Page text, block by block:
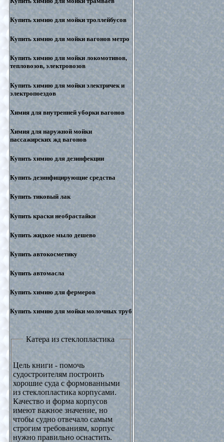
Купить химию для мойки троллейбусов
Купить химию для мойки вагонов метро
Купить химию для мойки локомотивов,
тепловозов, электровозов
Купить химию для мойки электричек и
электропоездов
Химия для внутренней уборки вагонов
Химия для наружной мойки
пассажирских жд вагонов
Купить химию для дезинфекции
Купить дезинфицирующие средства
Купить тиковый лак
Купить краски необрастайки
Купить жидкое мыло дешево
Купить автокосметику
Купить автомасла
Купить химию для фермеров
Купить химию для мойки молочных труб
Катера из стеклопластика
Цель книги - помочь
судостроителям построить
хорошие суда с формованными
из стеклопластика корпусами.
Качество и форма корпусов
имеют важное значение, но
чтобы судно отвечало самым
строгим требованиям, корпус
нужно правильно оснастить.